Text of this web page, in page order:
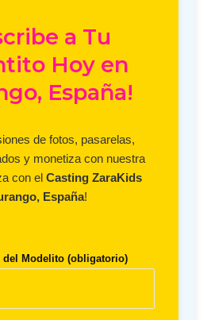
a Tu
Hoy en
España!
de fotos, pasarelas,
y monetiza con nuestra
con el Casting ZaraKids
España!
del Modelito (obligatorio)